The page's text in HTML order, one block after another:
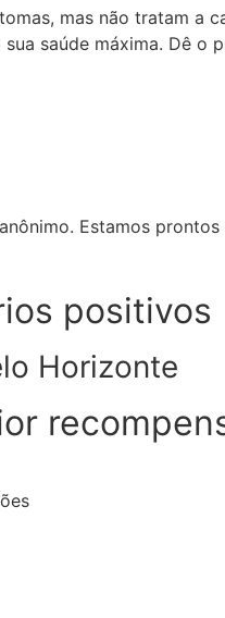
mas não tratam
saúde máxima. Dê o
Estamos
positivos
Horizonte